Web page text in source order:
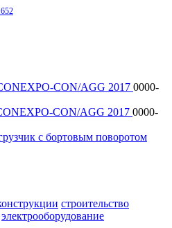
CON/AGG 2017 0000-
CON/AGG 2017 0000-
с бортовым поворотом
строительство
электрооборудование